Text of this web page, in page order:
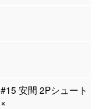
#15 安間 2Pシュート
×